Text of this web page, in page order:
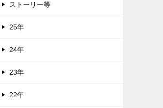
ストーリー等
25年
24年
23年
22年